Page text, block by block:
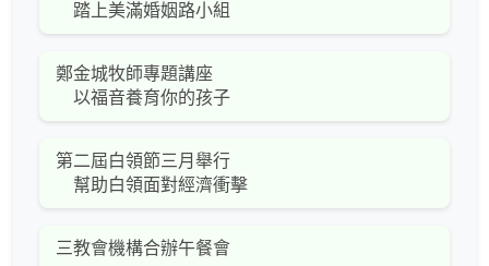
踏上美滿婚姻路小組
鄭金城牧師專題講座
以福音養育你的孩子
第二屆白領節三月舉行
幫助白領面對經濟衝擊
三教會機構合辦午餐會